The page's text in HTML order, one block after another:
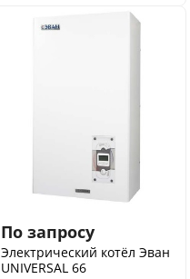
По запросу
Электрический котёл Эван
UNIVERSAL 66